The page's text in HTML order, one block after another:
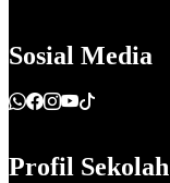
Sosial Media
Profil Sekolah